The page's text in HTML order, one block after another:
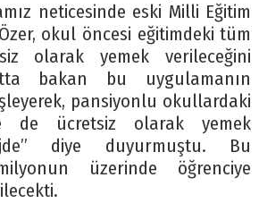
neticesinde eski Milli Eğitim
okul öncesi eğitimdeki tüm
olarak yemek verileceğini
bakan bu uygulamanın
pansiyonlu okullardaki
de ücretsiz olarak yemek
diye duyurmuştu. Bu
üzerinde öğrenciye